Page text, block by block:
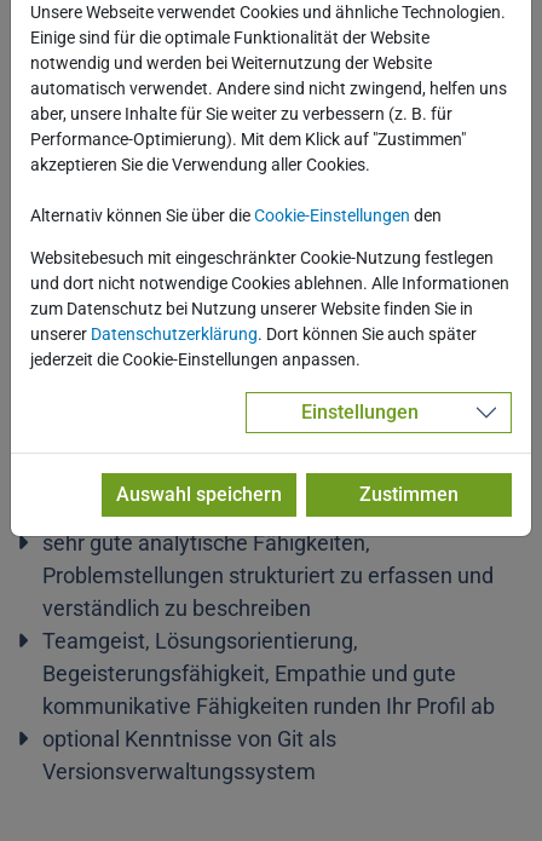
Software-Funktionen und Prozesse
interessante und abwechslungsreiche
Entwicklungstätigkeit im Themengebiet der
öffentlichen Verwaltung
abgeschlossene Berufsausbildung als
Fachinformatiker oder einem vergleichbaren
Themengebiet
sehr gute Kenntnisse in der objektorientierten
Softwareentwicklung mit Java in der Eclipse-
Erfahrungen in der Frontend-Entwicklung mit
Erfahrungen in Datenbanktechnologien
insbesondere Oracle SQL und MS SQL
sehr gute analytische Fähigkeiten,
Problemstellungen strukturiert zu erfassen und
verständlich zu beschreiben
Teamgeist, Lösungsorientierung,
Begeisterungsfähigkeit, Empathie und gute
kommunikative Fähigkeiten runden Ihr Profil ab
optional Kenntnisse von Git als
Versionsverwaltungssystem
Unsere Webseite verwendet Cookies und ähnliche Technologien.
Einige sind für die optimale Funktionalität der Website
notwendig und werden bei Weiternutzung der Website
automatisch verwendet. Andere sind nicht zwingend, helfen uns
aber, unsere Inhalte für Sie weiter zu verbessern (z. B. für
Performance-Optimierung). Mit dem Klick auf "Zustimmen"
akzeptieren Sie die Verwendung aller Cookies.
Alternativ können Sie über dieCookie-Einstellungen den
Websitebesuch mit eingeschränkter Cookie-Nutzung festlegen
und dort nicht notwendige Cookies ablehnen. Alle Informationen
zum Datenschutz bei Nutzung unserer Website finden Sie in
unserer Datenschutzerklärung. Dort können Sie auch später
jederzeit die Cookie-Einstellungen anpassen.
Einstellungen
Auswahl speichern Zustimmen